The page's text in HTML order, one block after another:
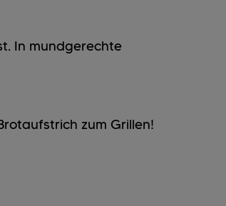
In mundgerechte
zum Grillen!